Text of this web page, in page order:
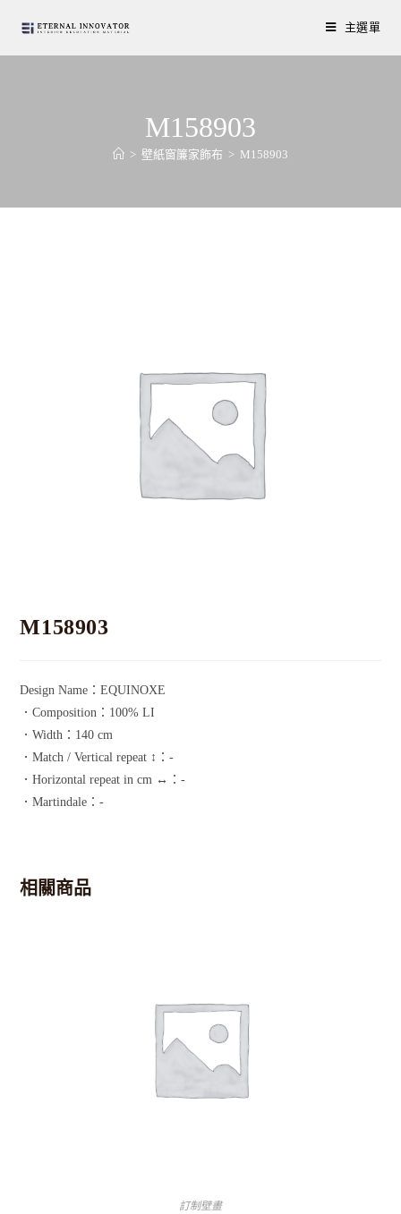
主選單
M158903
> 壁紙窗簾家飾布 > M158903
M158903
Design Name：EQUINOXE
．Composition：100% LI
．Width：140 cm
．Match / Vertical repeat ↕：-
．Horizontal repeat in cm ↔：-
．Martindale：-
相關商品
訂制壁畫